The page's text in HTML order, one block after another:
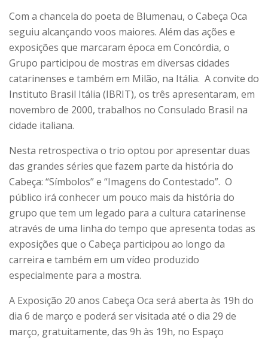
Com a chancela do poeta de Blumenau, o Cabeça Oca
seguiu alcançando voos maiores. Além das ações e
exposições que marcaram época em Concórdia, o
Grupo participou de mostras em diversas cidades
catarinenses e também em Milão, na Itália. A convite do
Instituto Brasil Itália (IBRIT), os três apresentaram, em
novembro de 2000, trabalhos no Consulado Brasil na
cidade italiana.
Nesta retrospectiva o trio optou por apresentar duas
das grandes séries que fazem parte da história do
Cabeça: “Símbolos” e “Imagens do Contestado”. O
público irá conhecer um pouco mais da história do
grupo que tem um legado para a cultura catarinense
através de uma linha do tempo que apresenta todas as
exposições que o Cabeça participou ao longo da
carreira e também em um vídeo produzido
especialmente para a mostra.
A Exposição 20 anos Cabeça Oca será aberta às 19h do
dia 6 de março e poderá ser visitada até o dia 29 de
março, gratuitamente, das 9h às 19h, no Espaço